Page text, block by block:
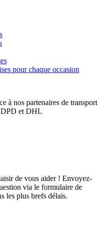
pour chaque occasion
à nos partenaires de transport
DPD et DHL
de vous aider ! Envoyez-
via le formulaire de
les plus brefs délais.